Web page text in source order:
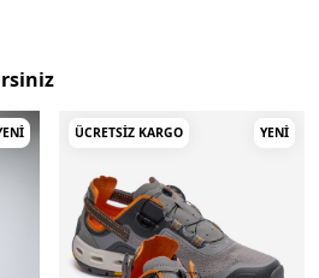
ÜCRETSIZ KARGO YENI